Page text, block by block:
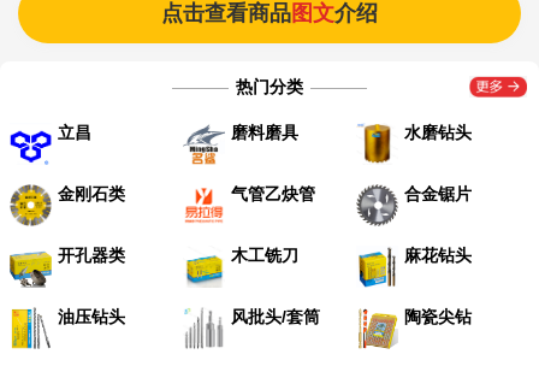
点击查看商品图文介绍
热门分类
立昌 磨料磨具 水磨钻头
金刚石类 气管乙炔管 合金锯片
开孔器类 木工铣刀 麻花钻头
油压钻头 风批头/套筒 陶瓷尖钻